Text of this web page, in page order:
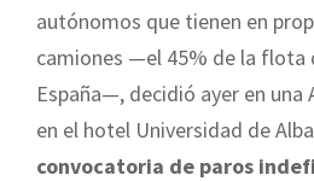
autónomos que tienen en
camiones —el 45% de la flota
España—, decidió ayer en una
en el hotel Universidad de
convocatoria de paros